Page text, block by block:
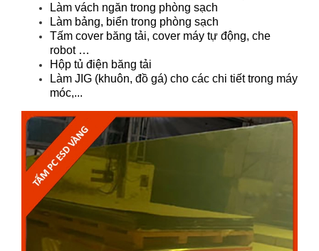
Làm vách ngăn trong phòng sạch
Làm bảng, biển trong phòng sạch
Tấm cover băng tải, cover máy tự động, che
robot …
Hộp tủ điện băng tải
Làm JIG (khuôn, đồ gá) cho các chi tiết trong máy
móc,...